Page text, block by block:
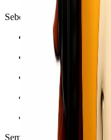
Sebelum Ramadan tiba,
Buat forecast
Siapkan stok lebih
Jadwalkan
Hindari pengiriman
Gunakan partner
Semakin cepat kamu